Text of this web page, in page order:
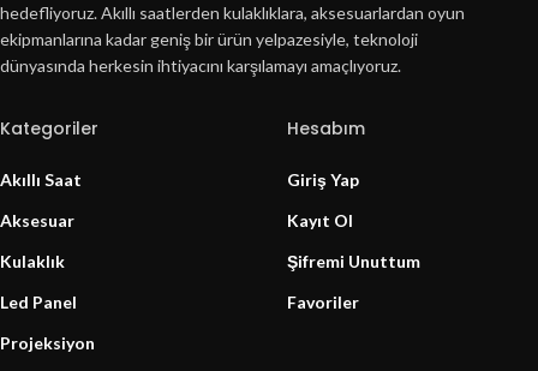
hedefliyoruz. Akıllı saatlerden kulaklıklara, aksesuarlardan oyun
ekipmanlarına kadar geniş bir ürün yelpazesiyle, teknoloji
dünyasında herkesin ihtiyacını karşılamayı amaçlıyoruz.
Kategoriler
Akıllı Saat
Aksesuar
Kulaklık
Led Panel
Projeksiyon
Hesabım
Giriş Yap
Kayıt Ol
Şifremi Unuttum
Favoriler